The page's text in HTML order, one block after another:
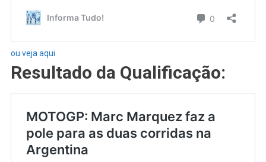
ou veja aqui
Resultado da Qualificação: